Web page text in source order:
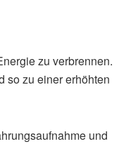
zu verbrennen.
so zu einer erhöhten
und